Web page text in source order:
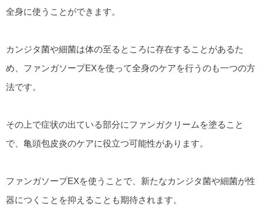
全身に使うことができます。
カンジタ菌や細菌は体の至るところに存在することがあるた
め、ファンガソープEXを使って全身のケアを行うのも一つの方
法です。
その上で症状の出ている部分にファンガクリームを塗ること
で、亀頭包皮炎のケアに役立つ可能性があります。
ファンガソープEXを使うことで、新たなカンジタ菌や細菌が性
器につくことを抑えることも期待されます。